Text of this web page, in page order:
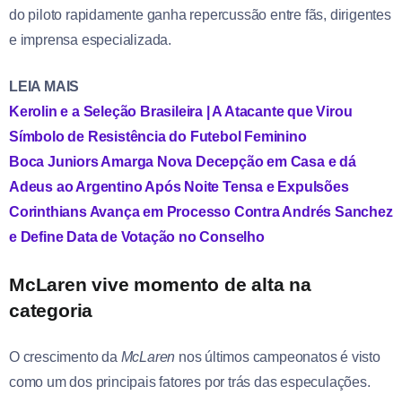
do piloto rapidamente ganha repercussão entre fãs, dirigentes
e imprensa especializada.
LEIA MAIS
Kerolin e a Seleção Brasileira | A Atacante que Virou
Símbolo de Resistência do Futebol Feminino
Boca Juniors Amarga Nova Decepção em Casa e dá
Adeus ao Argentino Após Noite Tensa e Expulsões
Corinthians Avança em Processo Contra Andrés Sanchez
e Define Data de Votação no Conselho
McLaren vive momento de alta na
categoria
O crescimento da McLaren nos últimos campeonatos é visto
como um dos principais fatores por trás das especulações.